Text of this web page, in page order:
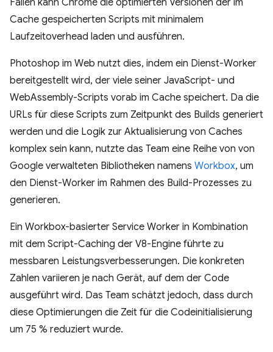
Cache gespeicherten Scripts mit minimalem
Laufzeitoverhead laden und ausführen.
Photoshop im Web nutzt dies, indem ein Dienst-Worker
bereitgestellt wird, der viele seiner JavaScript- und
WebAssembly-Scripts vorab im Cache speichert. Da die
URLs für diese Scripts zum Zeitpunkt des Builds generiert
werden und die Logik zur Aktualisierung von Caches
komplex sein kann, nutzte das Team eine Reihe von von
Google verwalteten Bibliotheken namens Workbox, um
den Dienst-Worker im Rahmen des Build-Prozesses zu
generieren.
Ein Workbox-basierter Service Worker in Kombination
mit dem Script-Caching der V8-Engine führte zu
messbaren Leistungsverbesserungen. Die konkreten
Zahlen variieren je nach Gerät, auf dem der Code
ausgeführt wird. Das Team schätzt jedoch, dass durch
diese Optimierungen die Zeit für die Codeinitialisierung
um 75 % reduziert wurde.